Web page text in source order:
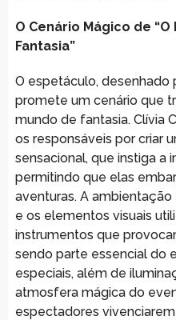
O Cenário Mágico de
Fantasia”
O espetáculo, desenhado
promete um cenário que
mundo de fantasia. Clívia
os responsáveis por criar
sensacional, que instiga a
permitindo que elas
aventuras. A ambientação
e os elementos visuais
instrumentos que
sendo parte essencial do
especiais, além de
atmosfera mágica do
espectadores